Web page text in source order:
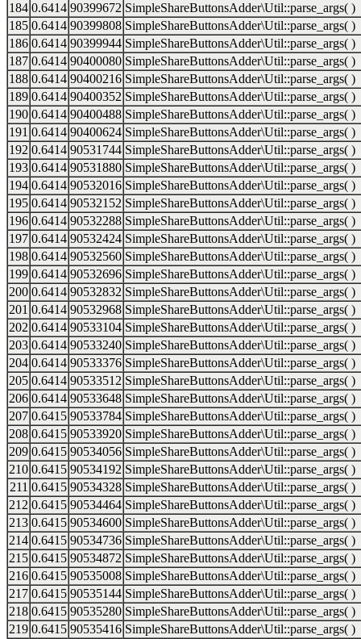
184 0.6414 90399672 SimpleShareButtonsAdder\Util::parse_args( )
185 0.6414 90399808 SimpleShareButtonsAdder\Util::parse_args( )
186 0.6414 90399944 SimpleShareButtonsAdder\Util::parse_args( )
187 0.6414 90400080 SimpleShareButtonsAdder\Util::parse_args( )
188 0.6414 90400216 SimpleShareButtonsAdder\Util::parse_args( )
189 0.6414 90400352 SimpleShareButtonsAdder\Util::parse_args( )
190 0.6414 90400488 SimpleShareButtonsAdder\Util::parse_args( )
191 0.6414 90400624 SimpleShareButtonsAdder\Util::parse_args( )
192 0.6414 90531744 SimpleShareButtonsAdder\Util::parse_args( )
193 0.6414 90531880 SimpleShareButtonsAdder\Util::parse_args( )
194 0.6414 90532016 SimpleShareButtonsAdder\Util::parse_args( )
195 0.6414 90532152 SimpleShareButtonsAdder\Util::parse_args( )
196 0.6414 90532288 SimpleShareButtonsAdder\Util::parse_args( )
197 0.6414 90532424 SimpleShareButtonsAdder\Util::parse_args( )
198 0.6414 90532560 SimpleShareButtonsAdder\Util::parse_args( )
199 0.6414 90532696 SimpleShareButtonsAdder\Util::parse_args( )
200 0.6414 90532832 SimpleShareButtonsAdder\Util::parse_args( )
201 0.6414 90532968 SimpleShareButtonsAdder\Util::parse_args( )
202 0.6414 90533104 SimpleShareButtonsAdder\Util::parse_args( )
203 0.6414 90533240 SimpleShareButtonsAdder\Util::parse_args( )
204 0.6414 90533376 SimpleShareButtonsAdder\Util::parse_args( )
205 0.6414 90533512 SimpleShareButtonsAdder\Util::parse_args( )
206 0.6414 90533648 SimpleShareButtonsAdder\Util::parse_args( )
207 0.6415 90533784 SimpleShareButtonsAdder\Util::parse_args( )
208 0.6415 90533920 SimpleShareButtonsAdder\Util::parse_args( )
209 0.6415 90534056 SimpleShareButtonsAdder\Util::parse_args( )
210 0.6415 90534192 SimpleShareButtonsAdder\Util::parse_args( )
211 0.6415 90534328 SimpleShareButtonsAdder\Util::parse_args( )
212 0.6415 90534464 SimpleShareButtonsAdder\Util::parse_args( )
213 0.6415 90534600 SimpleShareButtonsAdder\Util::parse_args( )
214 0.6415 90534736 SimpleShareButtonsAdder\Util::parse_args( )
215 0.6415 90534872 SimpleShareButtonsAdder\Util::parse_args( )
216 0.6415 90535008 SimpleShareButtonsAdder\Util::parse_args( )
217 0.6415 90535144 SimpleShareButtonsAdder\Util::parse_args( )
218 0.6415 90535280 SimpleShareButtonsAdder\Util::parse_args( )
219 0.6415 90535416 SimpleShareButtonsAdder\Util::parse_args( )